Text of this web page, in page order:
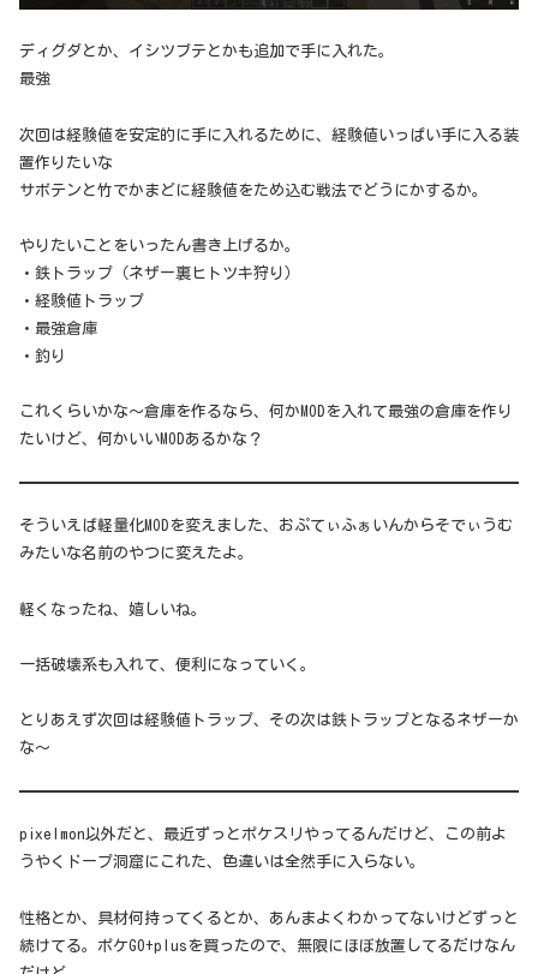
ディグダとか、イシツブテとかも追加で手に入れた。
最強
次回は経験値を安定的に手に入れるために、経験値いっぱい手に入る装
置作りたいな
サボテンと竹でかまどに経験値をため込む戦法でどうにかするか。
やりたいことをいったん書き上げるか。
・鉄トラップ（ネザー裏ヒトツキ狩り）
・経験値トラップ
・最強倉庫
・釣り
これくらいかな～倉庫を作るなら、何かMODを入れて最強の倉庫を作り
たいけど、何かいいMODあるかな？
そういえば軽量化MODを変えました、おぷてぃふぁいんからそでぃうむ
みたいな名前のやつに変えたよ。
軽くなったね、嬉しいね。
一括破壊系も入れて、便利になっていく。
とりあえず次回は経験値トラップ、その次は鉄トラップとなるネザーか
な～
pixelmon以外だと、最近ずっとポケスリやってるんだけど、この前よ
うやくドープ洞窟にこれた、色違いは全然手に入らない。
性格とか、具材何持ってくるとか、あんまよくわかってないけどずっと
続けてる。ポケGO+plusを買ったので、無限にほぼ放置してるだけなん